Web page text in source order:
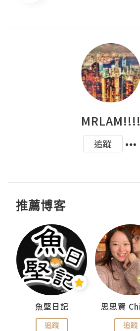
MRLAM!!!!
追蹤
推薦博客
魚堅日記
追蹤 追蹤